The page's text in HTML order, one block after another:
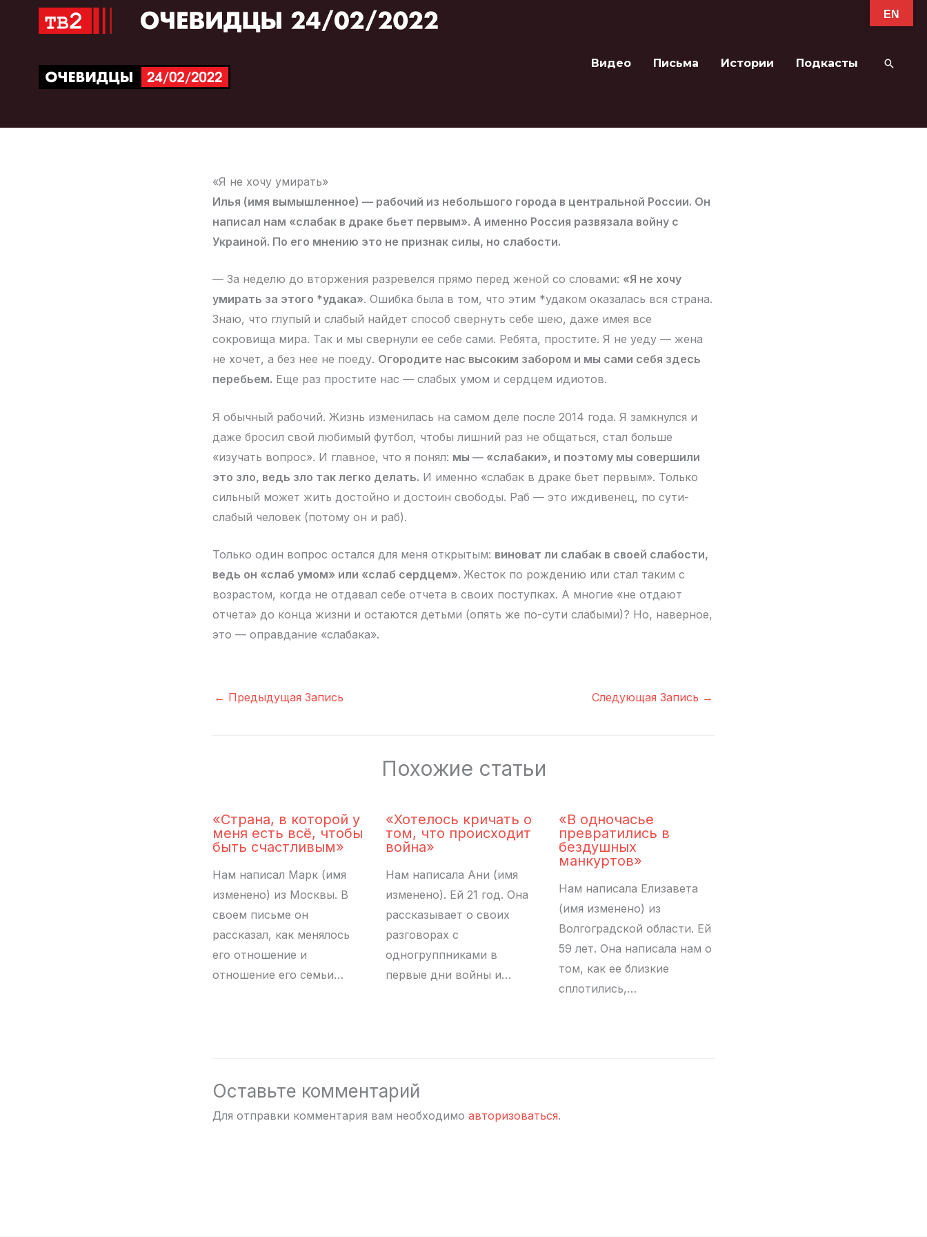
Перейти
Видео Письма Истории Подкасты Поиск
«Я не хочу умирать»
Илья (имя вымышленное) — рабочий из небольшого города в центральной России. Он
написал нам «слабак в драке бьет первым». А именно Россия развязала войну с
Украиной. По его мнению это не признак силы, но слабости.
— За неделю до вторжения разревелся прямо перед женой со словами: «Я не хочу
умирать за этого *удака». Ошибка была в том, что этим *удаком оказалась вся страна.
Знаю, что глупый и слабый найдет способ свернуть себе шею, даже имея все
сокровища мира. Так и мы свернули ее себе сами. Ребята, простите. Я не уеду — жена
не хочет, а без нее не поеду. Огородите нас высоким забором и мы сами себя здесь
перебьем. Еще раз простите нас — слабых умом и сердцем идиотов.
Я обычный рабочий. Жизнь изменилась на самом деле после 2014 года. Я замкнулся и
даже бросил свой любимый футбол, чтобы лишний раз не общаться, стал больше
«изучать вопрос». И главное, что я понял: мы — «слабаки», и поэтому мы совершили
это зло, ведь зло так легко делать. И именно «слабак в драке бьет первым». Только
сильный может жить достойно и достоин свободы. Раб — это иждивенец, по сути-
слабый человек (потому он и раб).
Только один вопрос остался для меня открытым: виноват ли слабак в своей слабости,
ведь он «слаб умом» или «слаб сердцем». Жесток по рождению или стал таким с
возрастом, когда не отдавал себе отчета в своих поступках. А многие «не отдают
отчета» до конца жизни и остаются детьми (опять же по-сути слабыми)? Но, наверное,
это — оправдание «слабака».
← Предыдущая Запись Следующая Запись →
Похожие статьи
«Страна, в которой у
меня есть всё, чтобы
быть счастливым»
Нам написал Марк (имя
изменено) из Москвы. В
своем письме он
рассказал, как менялось
его отношение и
отношение его семьи…
«Хотелось кричать о
том, что происходит
война»
Нам написала Ани (имя
изменено). Ей 21 год. Она
рассказывает о своих
разговорах с
одногруппниками в
первые дни войны и…
«В одночасье
превратились в
бездушных
манкуртов»
Нам написала Елизавета
(имя изменено) из
Волгоградской области. Ей
59 лет. Она написала нам о
том, как ее близкие
сплотились,…
Оставьте комментарий
Для отправки комментария вам необходимо авторизоваться.
EN